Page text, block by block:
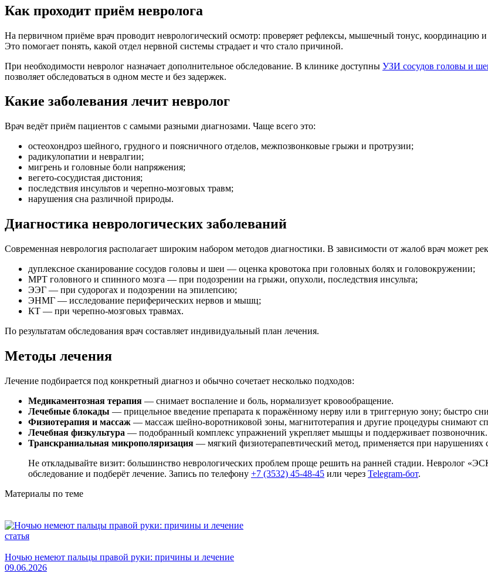
Как проходит приём невролога
На первичном приёме врач проводит неврологический осмотр: проверяет рефлексы, мышечный тонус, координацию
Это помогает понять, какой отдел нервной системы страдает и что стало причиной.
При необходимости невролог назначает дополнительное обследование. В клинике доступны УЗИ сосудов головы и
позволяет обследоваться в одном месте и без задержек.
Какие заболевания лечит невролог
Врач ведёт приём пациентов с самыми разными диагнозами. Чаще всего это:
остеохондроз шейного, грудного и поясничного отделов, межпозвонковые грыжи и протрузии;
радикулопатии и невралгии;
мигрень и головные боли напряжения;
вегето-сосудистая дистония;
последствия инсультов и черепно-мозговых травм;
нарушения сна различной природы.
Диагностика неврологических заболеваний
Современная неврология располагает широким набором методов диагностики. В зависимости от жалоб врач может
дуплексное сканирование сосудов головы и шеи — оценка кровотока при головных болях и головокружении;
МРТ головного и спинного мозга — при подозрении на грыжи, опухоли, последствия инсульта;
ЭЭГ — при судорогах и подозрении на эпилепсию;
ЭНМГ — исследование периферических нервов и мышц;
КТ — при черепно-мозговых травмах.
По результатам обследования врач составляет индивидуальный план лечения.
Методы лечения
Лечение подбирается под конкретный диагноз и обычно сочетает несколько подходов:
Медикаментозная терапия — снимает воспаление и боль, нормализует кровообращение.
Лечебные блокады — прицельное введение препарата к поражённому нерву или в триггерную зону; быстро
Физиотерапия и массаж — массаж шейно-воротниковой зоны, магнитотерапия и другие процедуры снимают
Лечебная физкультура — подобранный комплекс упражнений укрепляет мышцы и поддерживает позвоночник.
Транскраниальная микрополяризация — мягкий физиотерапевтический метод, применяется при нарушениях
Не откладывайте визит: большинство неврологических проблем проще решить на ранней стадии. Невролог
обследование и подберёт лечение. Запись по телефону +7 (3532) 45-48-45 или через Telegram-бот.
Материалы по теме
статья
Ночью немеют пальцы правой руки: причины и лечение
09.06.2026